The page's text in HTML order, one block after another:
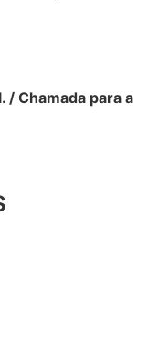
/ Chamada para a